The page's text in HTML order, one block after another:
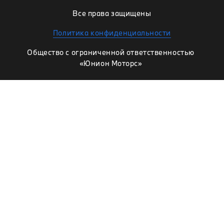
Все права защищены
Политика конфиденциальности
Общество с ограниченной ответственностью
«Юнион Моторс»